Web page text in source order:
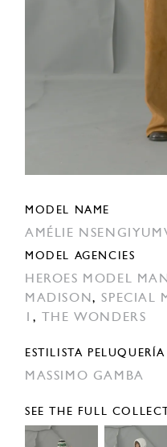
MODEL NAME
AMÉLIE
MODEL AGENCIES
HEROES MODEL
MADISON,SPECIAL
, THE WONDERS
ESTILISTA PELUQUERÍA
MASSIMO GAMBA
SEE THE FULL